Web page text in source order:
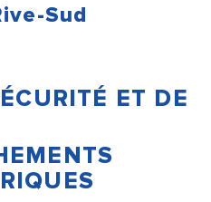
Sud
ET DE